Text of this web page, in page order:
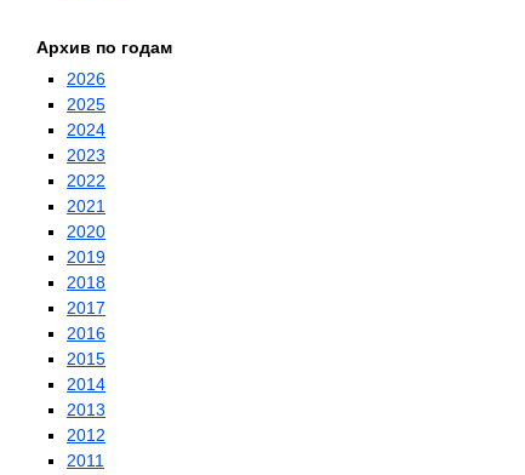
Архив по годам
2026
2025
2024
2023
2022
2021
2020
2019
2018
2017
2016
2015
2014
2013
2012
2011